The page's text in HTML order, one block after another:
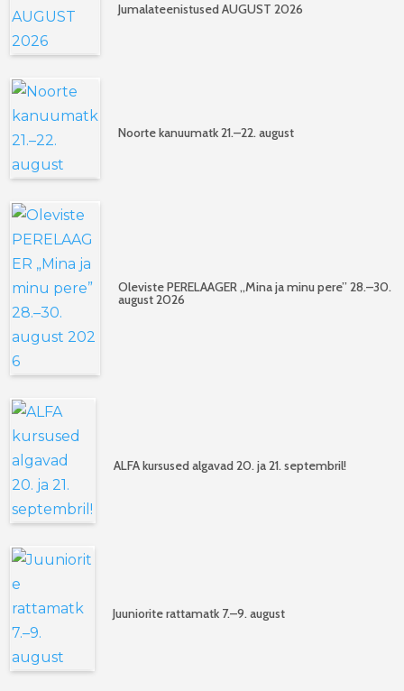
Jumalateenistused AUGUST 2026
Noorte kanuumatk 21.–22. august
Oleviste PERELAAGER „Mina ja minu pere” 28.–30.
august 2026
ALFA kursused algavad 20. ja 21. septembril!
Juuniorite rattamatk 7.–9. august